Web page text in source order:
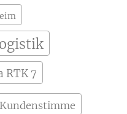
RTK 7
Kundenstimme